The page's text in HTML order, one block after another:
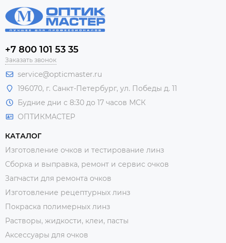
+7 800 101 53 35
Заказать звонок
service@opticmaster.ru
196070, г. Санкт-Петербург, ул. Победы д. 11
Будние дни с 8:30 до 17 часов МСК
ОПТИКМАСТЕР
КАТАЛОГ
Изготовление очков и тестирование линз
Сборка и выправка, ремонт и сервис очков
Запчасти для ремонта очков
Изготовление рецептурных линз
Покраска полимерных линз
Растворы, жидкости, клеи, пасты
Аксессуары для очков